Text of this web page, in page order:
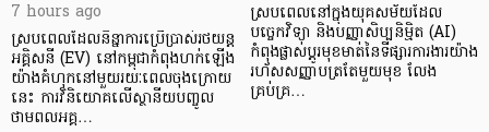
7 hours ago
ស្របពេលដែលនិន្នាការប្រើប្រាស់រថយន្ត
អគ្គិសនី (EV) នៅកម្ពុជាកំពុងហក់ឡើង
យ៉ាងគំហុកនៅមួយរយៈពេលចុងក្រោយ
នេះ ការវិនិយោគលើស្ថានីយបញ្ចូល
ថាមពលអគ្គ…
ស្របពេលនៅក្នុងយុគសម័យដែល
បច្ចេកវិទ្យា និងបញ្ញាសិប្បនិម្មិត (AI)
កំពុងផ្លាស់ប្តូរមុខមាត់នៃទីផ្សារការងារយ៉ាង
រហ័សសញ្ញាបត្រតែមួយមុខ លែង
គ្រប់គ្រ…